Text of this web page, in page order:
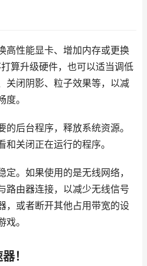
高性能显卡、增加内存或更换
算升级硬件，也可以适当调低
关闭阴影、粒子效果等，以减
。
后台程序，释放系统资源。
关闭正在运行的程序。
。如果使用的是无线网络，
路由器连接，以减少无线信号
，或者断开其他占用带宽的设
。
！